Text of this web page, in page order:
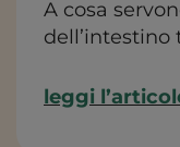
A cosa
dell’intestino
leggi